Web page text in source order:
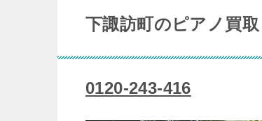
下諏訪町のピアノ買取
0120-243-416